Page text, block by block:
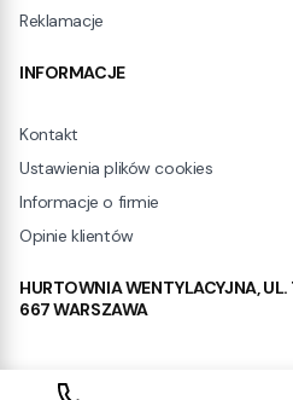
Reklamacje
INFORMACJE
Kontakt
Ustawienia plików cookies
Informacje o firmie
Opinie klientów
HURTOWNIA WENTYLACYJNA,
667 WARSZAWA